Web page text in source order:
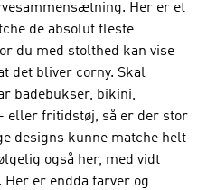
Her er et
de absolut fleste
du med stolthed kan vise
det bliver corny. Skal
badebukser, bikini,
eller fritidstøj, så er der stor
designs kunne matche helt
også her, med vidt
er endda farver og